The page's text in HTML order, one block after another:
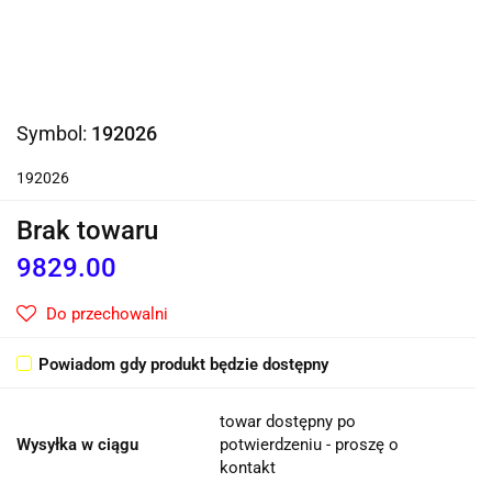
Symbol: 192026
192026
Brak towaru
9829.00
Do przechowalni
Powiadom gdy produkt będzie dostępny
Wysyłka w ciągu
towar dostępny po
potwierdzeniu - proszę o
kontakt